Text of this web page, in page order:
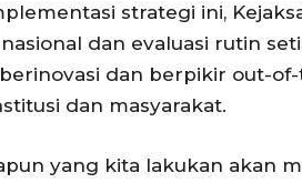
strategi ini,
dan evaluasi rutin
dan berpikir out-
dan masyarakat.
yang kita lakukan akan